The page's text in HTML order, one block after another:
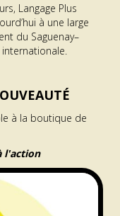
Langage Plus
à une large
du Saguenay–
internationale.
à la boutique de
l'action